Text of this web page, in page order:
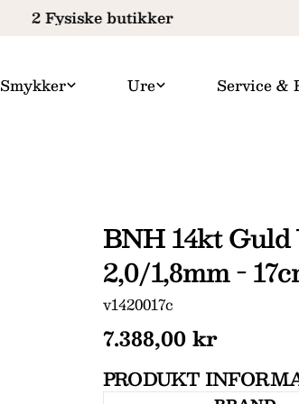
2 Fysiske butikker
Smykker Ure Service &
BNH 14kt
2,0/1,8mm -
SKU:
v1420017c
Normal
pris
7.388,00 kr
PRODUKT